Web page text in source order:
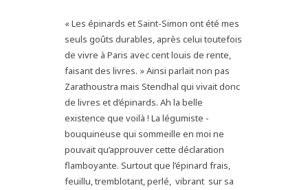
« Les épinards et Saint-Simon ont été mes
seuls goûts durables, après celui toutefois
de vivre à Paris avec cent louis de rente,
faisant des livres. » Ainsi parlait non pas
Zarathoustra mais Stendhal qui vivait donc
de livres et d’épinards. Ah la belle
existence que voilà ! La légumiste -
bouquineuse qui sommeille en moi ne
pouvait qu’approuver cette déclaration
flamboyante. Surtout que l’épinard frais,
feuillu, tremblotant, perlé, vibrant sur sa